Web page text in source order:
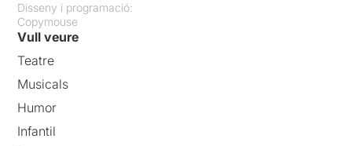
Disseny i programació:
Copymouse
Vull veure
Teatre
Musicals
Humor
Infantil